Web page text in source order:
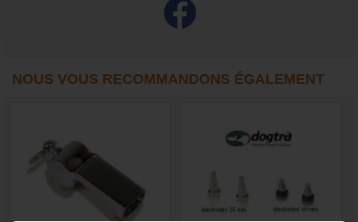
NOUS VOUS RECOMMANDONS ÉGALEMENT